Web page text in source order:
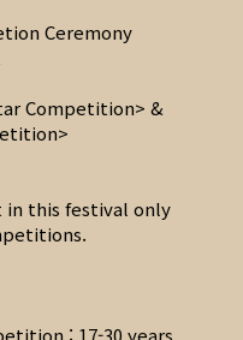
Ceremony
Competition> &
in this festival only